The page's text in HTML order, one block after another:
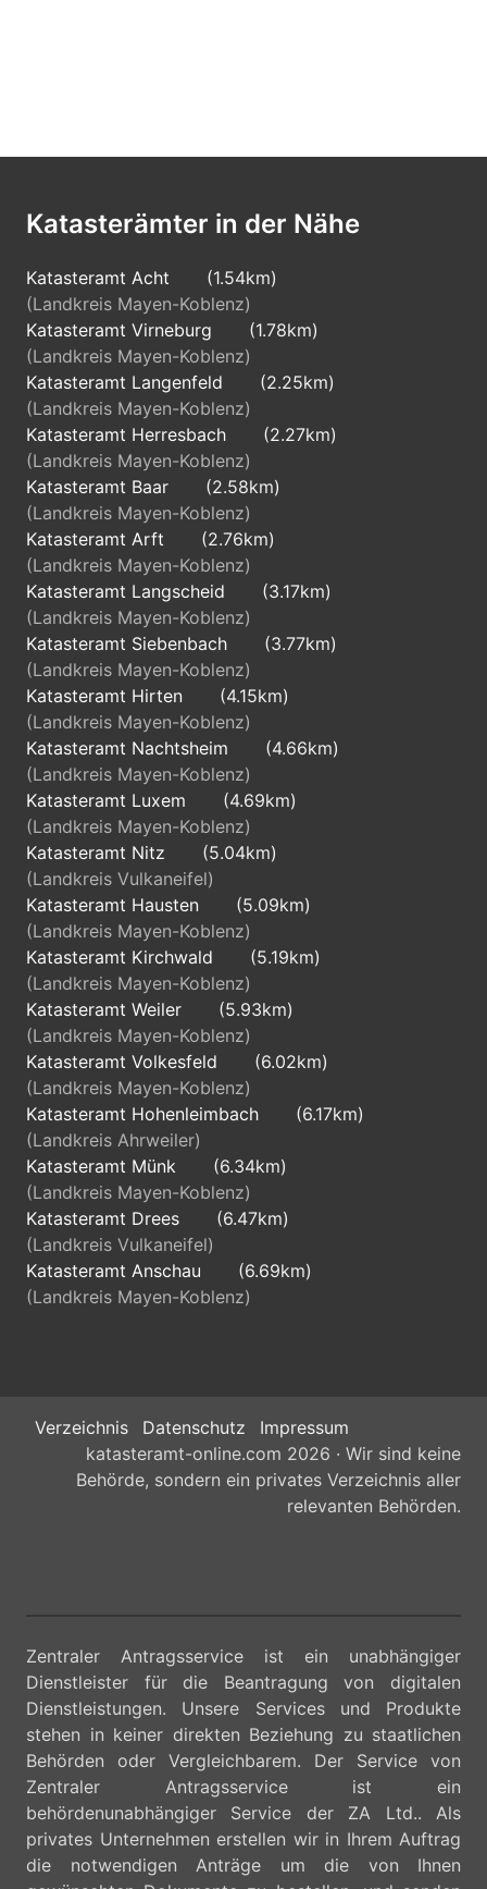
Katasterämter in der Nähe
Katasteramt Acht
(1.54km)
(Landkreis Mayen-Koblenz)
Katasteramt Virneburg
(1.78km)
(Landkreis Mayen-Koblenz)
Katasteramt Langenfeld
(2.25km)
(Landkreis Mayen-Koblenz)
Katasteramt Herresbach
(2.27km)
(Landkreis Mayen-Koblenz)
Katasteramt Baar
(2.58km)
(Landkreis Mayen-Koblenz)
Katasteramt Arft
(2.76km)
(Landkreis Mayen-Koblenz)
Katasteramt Langscheid
(3.17km)
(Landkreis Mayen-Koblenz)
Katasteramt Siebenbach
(3.77km)
(Landkreis Mayen-Koblenz)
Katasteramt Hirten
(4.15km)
(Landkreis Mayen-Koblenz)
Katasteramt Nachtsheim
(4.66km)
(Landkreis Mayen-Koblenz)
Katasteramt Luxem
(4.69km)
(Landkreis Mayen-Koblenz)
Katasteramt Nitz
(5.04km)
(Landkreis Vulkaneifel)
Katasteramt Hausten
(5.09km)
(Landkreis Mayen-Koblenz)
Katasteramt Kirchwald
(5.19km)
(Landkreis Mayen-Koblenz)
Katasteramt Weiler
(5.93km)
(Landkreis Mayen-Koblenz)
Katasteramt Volkesfeld
(6.02km)
(Landkreis Mayen-Koblenz)
Katasteramt Hohenleimbach
(6.17km)
(Landkreis Ahrweiler)
Katasteramt Münk
(6.34km)
(Landkreis Mayen-Koblenz)
Katasteramt Drees
(6.47km)
(Landkreis Vulkaneifel)
Katasteramt Anschau
(6.69km)
(Landkreis Mayen-Koblenz)
Verzeichnis Datenschutz
Impressum
katasteramt-online.com 2026 · Wir sind keine
Behörde, sondern ein privates Verzeichnis aller
relevanten Behörden.
Zentraler Antragsservice ist ein unabhängiger
Dienstleister für die Beantragung von digitalen
Dienstleistungen. Unsere Services und Produkte
stehen in keiner direkten Beziehung zu staatlichen
Behörden oder Vergleichbarem. Der Service von
Zentraler Antragsservice ist ein
behördenunabhängiger Service der ZA Ltd.. Als
privates Unternehmen erstellen wir in Ihrem Auftrag
die notwendigen Anträge um die von Ihnen